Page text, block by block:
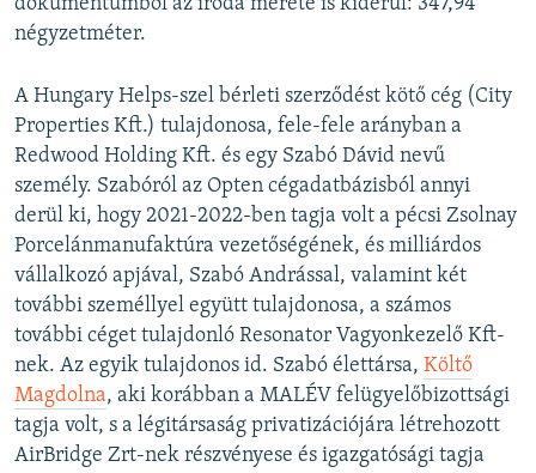
négyzetméter.
A Hungary Helps-szel bérleti szerződést kötő cég (City
Properties Kft.) tulajdonosa, fele-fele arányban a
Redwood Holding Kft. és egy Szabó Dávid nevű
személy. Szabóról az Opten cégadatbázisból annyi
derül ki, hogy 2021-2022-ben tagja volt a pécsi Zsolnay
Porcelánmanufaktúra vezetőségének, és milliárdos
vállalkozó apjával, Szabó Andrással, valamint két
további személlyel együtt tulajdonosa, a számos
további céget tulajdonló Resonator Vagyonkezelő Kft-
nek. Az egyik tulajdonos id. Szabó élettársa, Költő
Magdolna, aki korábban a MALÉV felügyelőbizottsági
tagja volt, s a légitársaság privatizációjára létrehozott
AirBridge Zrt-nek részvényese és igazgatósági tagja